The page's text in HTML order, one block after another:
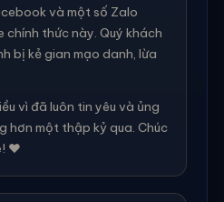
và một số Zalo
thức này. Quý khách
bị kẻ gian mạo danh, lừa
vì đã luôn tin yêu và ủng
hơn một thập kỷ qua. Chúc
❤️